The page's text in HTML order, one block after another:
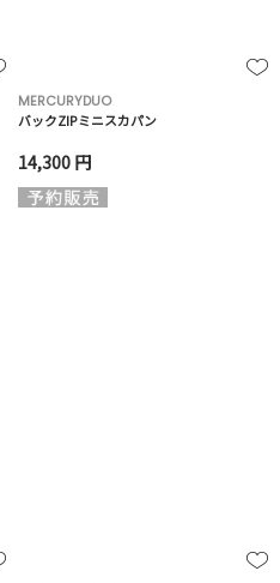
MERCURYDUO
バックZIPミニスカパン
14,300 円